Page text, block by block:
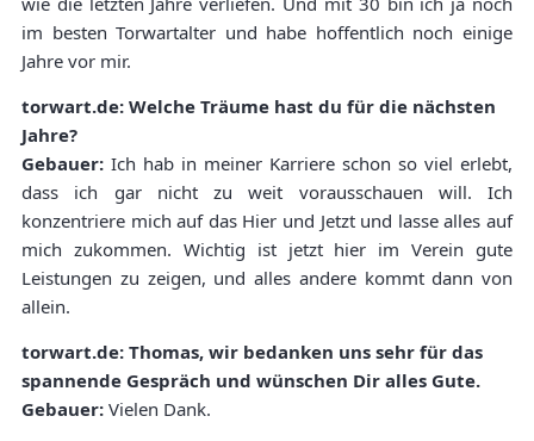
im besten Torwartalter und habe hoffentlich noch einige
Jahre vor mir.
torwart.de: Welche Träume hast du für die nächsten
Jahre?
Gebauer: Ich hab in meiner Karriere schon so viel erlebt,
dass ich gar nicht zu weit vorausschauen will. Ich
konzentriere mich auf das Hier und Jetzt und lasse alles auf
mich zukommen. Wichtig ist jetzt hier im Verein gute
Leistungen zu zeigen, und alles andere kommt dann von
allein.
torwart.de: Thomas, wir bedanken uns sehr für das
spannende Gespräch und wünschen Dir alles Gute.
Gebauer: Vielen Dank.